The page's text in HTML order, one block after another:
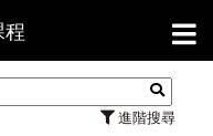
程
進階搜尋
【